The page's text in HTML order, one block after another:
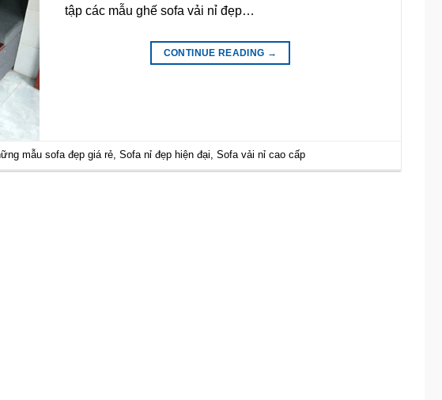
tập các mẫu ghế sofa vải nỉ đẹp…
CONTINUE READING →
mẫu sofa đẹp giá rẻ ,Sofa nỉ đẹp hiện đại ,Sofa vải nỉ cao cấp